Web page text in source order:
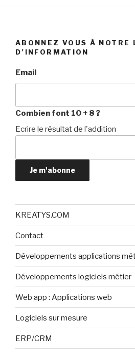
ABONNEZ VOUS À NOTRE
D’INFORMATION
Email
Combien font 10 + 8 ?
Ecrire le résultat de l'addition
Je m'abonne
KREATYS.COM
Contact
Développements applications
Développements logiciels métier
Web app : Applications web
Logiciels sur mesure
ERP/CRM